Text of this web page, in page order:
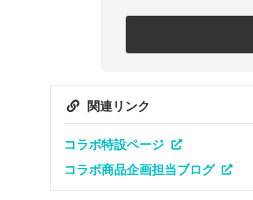
関連リンク
コラボ特設ページ
コラボ商品企画担当ブログ